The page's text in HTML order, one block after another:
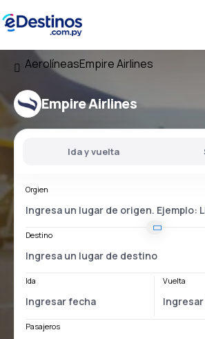
AerolíneasEmpire Airlines
Empire Airlines
Ida y vuelta
Orgien
Destino
Ida Vuelta
Pasajeros